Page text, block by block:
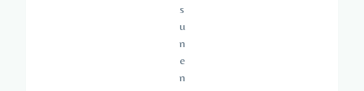
s
u
n
e
n